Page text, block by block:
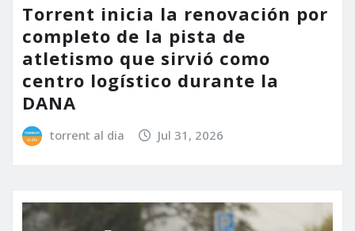
Torrent inicia la renovación por
completo de la pista de
atletismo que sirvió como
centro logístico durante la
DANA
torrent al dia Jul 31, 2026